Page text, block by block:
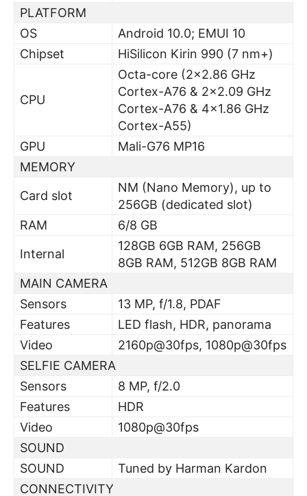
PLATFORM
OS
Android 10.0; EMUI 10
Chipset
HiSilicon Kirin 990 (7 nm+)
CPU
Octa-core (2×2.86 GHz
Cortex-A76 & 2×2.09 GHz
Cortex-A76 & 4×1.86 GHz
Cortex-A55)
GPU
Mali-G76 MP16
MEMORY
Card slot
NM (Nano Memory), up to
256GB (dedicated slot)
RAM
6/8 GB
Internal
128GB 6GB RAM, 256GB
8GB RAM, 512GB 8GB RAM
MAIN CAMERA
Sensors
13 MP, f/1.8, PDAF
Features
LED flash, HDR, panorama
Video
2160p@30fps, 1080p@30fps
SELFIE CAMERA
Sensors
8 MP, f/2.0
Features
HDR
Video
1080p@30fps
SOUND
SOUND
Tuned by Harman Kardon
CONNECTIVITY